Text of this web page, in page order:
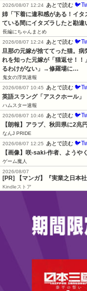
2026/08/07 12:24 あとで読む
姉「下着に違和感がある！イ
ている間にイタズラしたと勘違
長編にちゃんまとめ
2026/08/07 12:24 あとで読む
旦那の元嫁が捨ててった猫。
れを知った元嫁が「猫返せ！
るわけがない」→修羅場に…
鬼女の浮気速報
2026/08/07 10:45
あとで読む
英語スラング「アスクホール」
ハムスター速報
2026/08/07 10:46
あとで読む
【朗報】アラブ、秋田県に2兆
なんJ PRIDE
2026/08/07 12:25
あとで読む
【画像】咲-saki-作者、ようや
ゲーム魔人
2026/08/07
[PR] 【マンガ】『実業之日本
Kindleストア